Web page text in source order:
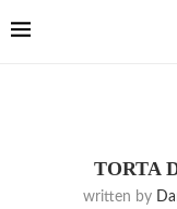
TORTA
written by